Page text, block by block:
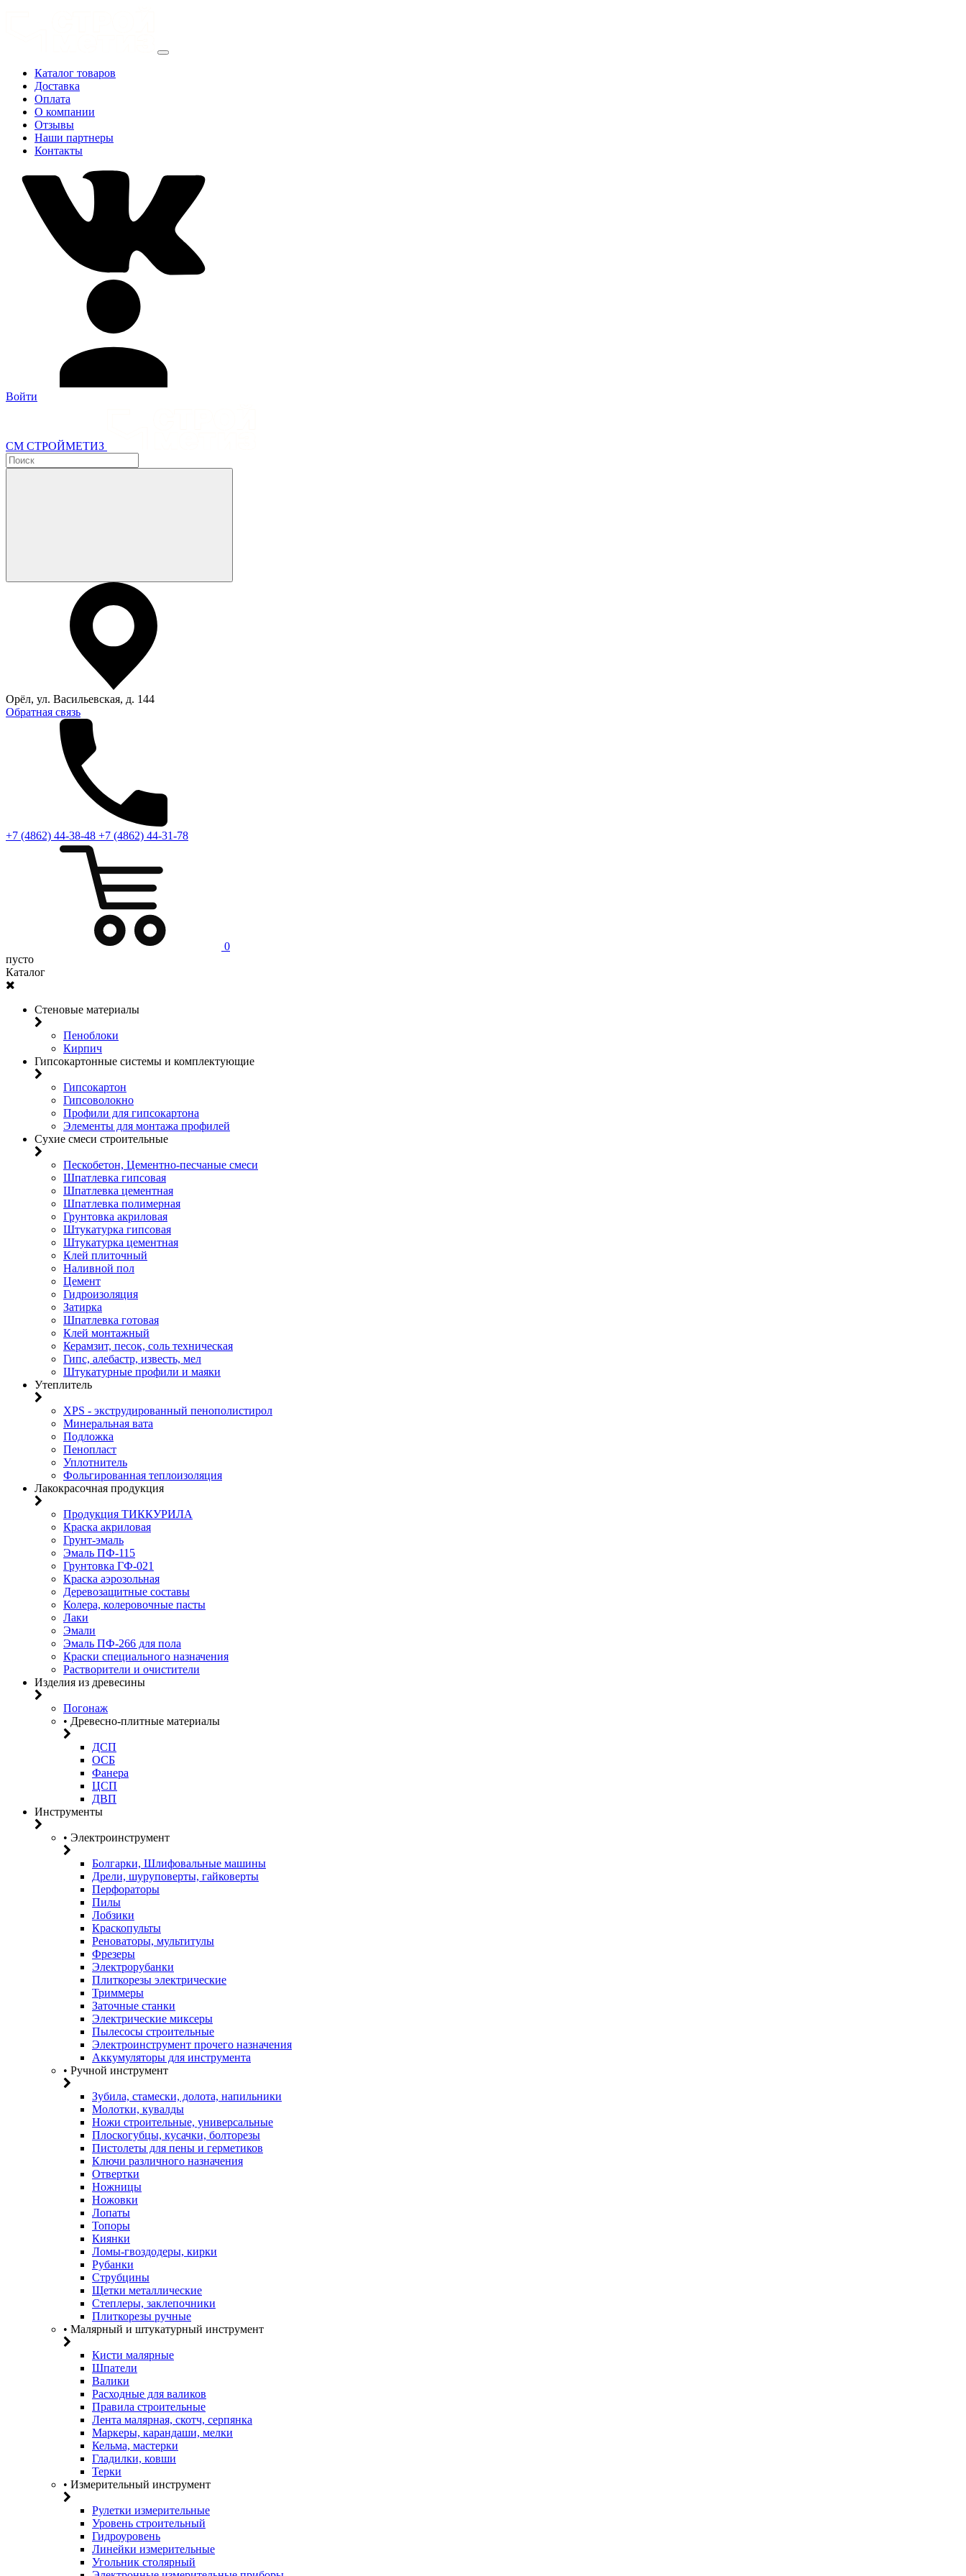
Каталог товаров
Доставка
Оплата
О компании
Отзывы
Наши партнеры
Контакты
Войти
СМ СТРОЙМЕТИЗ
Орёл, ул. Васильевская, д. 144
Обратная связь
+7 (4862) 44-38-48 +7 (4862) 44-31-78
0
пусто
Каталог
Стеновые материалы
Пеноблоки
Кирпич
Гипсокартонные системы и комплектующие
Гипсокартон
Гипсоволокно
Профили для гипсокартона
Элементы для монтажа профилей
Сухие смеси строительные
Пескобетон, Цементно-песчаные смеси
Шпатлевка гипсовая
Шпатлевка цементная
Шпатлевка полимерная
Грунтовка акриловая
Штукатурка гипсовая
Штукатурка цементная
Клей плиточный
Наливной пол
Цемент
Гидроизоляция
Затирка
Шпатлевка готовая
Клей монтажный
Керамзит, песок, соль техническая
Гипс, алебастр, известь, мел
Штукатурные профили и маяки
Утеплитель
XPS - экструдированный пенополистирол
Минеральная вата
Подложка
Пенопласт
Уплотнитель
Фольгированная теплоизоляция
Лакокрасочная продукция
Продукция ТИККУРИЛА
Краска акриловая
Грунт-эмаль
Эмаль ПФ-115
Грунтовка ГФ-021
Краска аэрозольная
Деревозащитные составы
Колера, колеровочные пасты
Лаки
Эмали
Эмаль ПФ-266 для пола
Краски специального назначения
Растворители и очистители
Изделия из древесины
Погонаж
• Древесно-плитные материалы
ДСП
ОСБ
Фанера
ЦСП
ДВП
Инструменты
• Электроинструмент
Болгарки, Шлифовальные машины
Дрели, шуруповерты, гайковерты
Перфораторы
Пилы
Лобзики
Краскопульты
Реноваторы, мультитулы
Фрезеры
Электрорубанки
Плиткорезы электрические
Триммеры
Заточные станки
Электрические миксеры
Пылесосы строительные
Электроинструмент прочего назначения
Аккумуляторы для инструмента
• Ручной инструмент
Зубила, стамески, долота, напильники
Молотки, кувалды
Ножи строительные, универсальные
Плоскогубцы, кусачки, болторезы
Пистолеты для пены и герметиков
Ключи различного назначения
Отвертки
Ножницы
Ножовки
Лопаты
Топоры
Киянки
Ломы-гвоздодеры, кирки
Рубанки
Струбцины
Щетки металлические
Степлеры, заклепочники
Плиткорезы ручные
• Малярный и штукатурный инструмент
Кисти малярные
Шпатели
Валики
Расходные для валиков
Правила строительные
Лента малярная, скотч, серпянка
Маркеры, карандаши, мелки
Кельма, мастерки
Гладилки, ковши
Терки
• Измерительный инструмент
Рулетки измерительные
Уровень строительный
Гидроуровень
Линейки измерительные
Угольник столярный